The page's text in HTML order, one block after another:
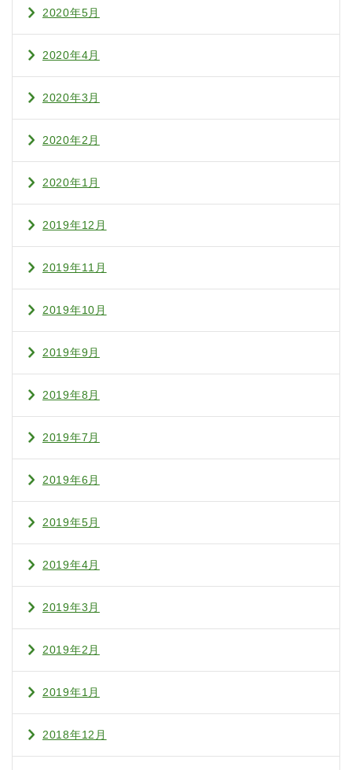
2020年5月
2020年4月
2020年3月
2020年2月
2020年1月
2019年12月
2019年11月
2019年10月
2019年9月
2019年8月
2019年7月
2019年6月
2019年5月
2019年4月
2019年3月
2019年2月
2019年1月
2018年12月